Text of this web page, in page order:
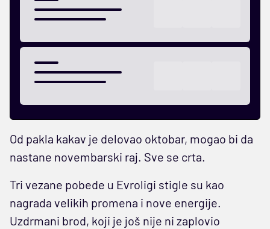
Od pakla kakav je delovao oktobar, mogao bi da
nastane novembarski raj. Sve se crta.
Tri vezane pobede u Evroligi stigle su kao
nagrada velikih promena i nove energije.
Uzdrmani brod, koji je još nije ni zaplovio